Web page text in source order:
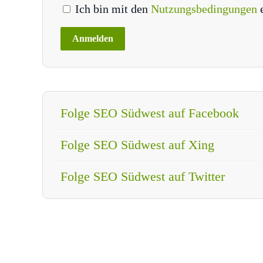
Ich bin mit den Nutzungsbedingungen
Folge SEO Südwest auf Facebook
Folge SEO Südwest auf Xing
Folge SEO Südwest auf Twitter